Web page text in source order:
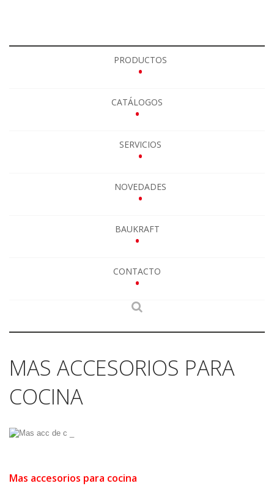
PRODUCTOS
•
CATÁLOGOS
•
SERVICIOS
•
NOVEDADES
•
BAUKRAFT
•
CONTACTO
•
MAS ACCESORIOS PARA
COCINA
Mas accesorios para cocina